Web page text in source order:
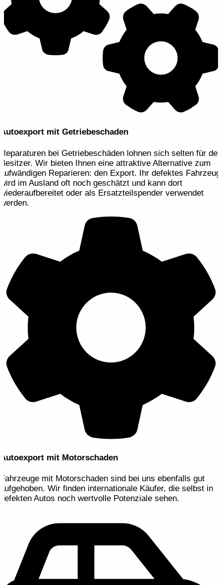
Autoexport mit Getriebeschaden
Reparaturen bei Getriebeschäden lohnen sich selten für den
Besitzer. Wir bieten Ihnen eine attraktive Alternative zum
aufwändigen Reparieren: den Export. Ihr defektes Fahrzeug
wird im Ausland oft noch geschätzt und kann dort
wiederaufbereitet oder als Ersatzteilspender verwendet
werden.
Autoexport mit Motorschaden
Fahrzeuge mit Motorschaden sind bei uns ebenfalls gut
aufgehoben. Wir finden internationale Käufer, die selbst in
defekten Autos noch wertvolle Potenziale sehen.